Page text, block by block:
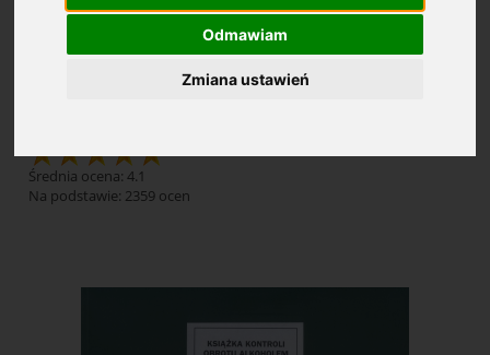
Odmawiam
Zmiana ustawień
Średnia ocena: 4.1
Na podstawie: 2359 ocen